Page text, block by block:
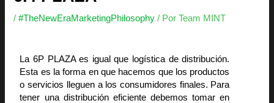
/#TheNewEraMarketingPhilosophy / PorTeam MINT
La 6P PLAZA es igual que logística de distribución.
Esta es la forma en que hacemos que los productos
o servicios lleguen a los consumidores finales. Para
tener una distribución eficiente debemos tomar en